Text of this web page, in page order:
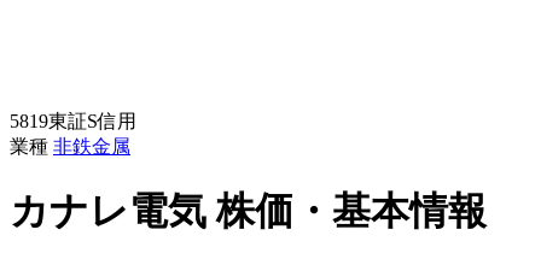
5819東証S信用
業種 非鉄金属
カナレ電気株価・基本情報